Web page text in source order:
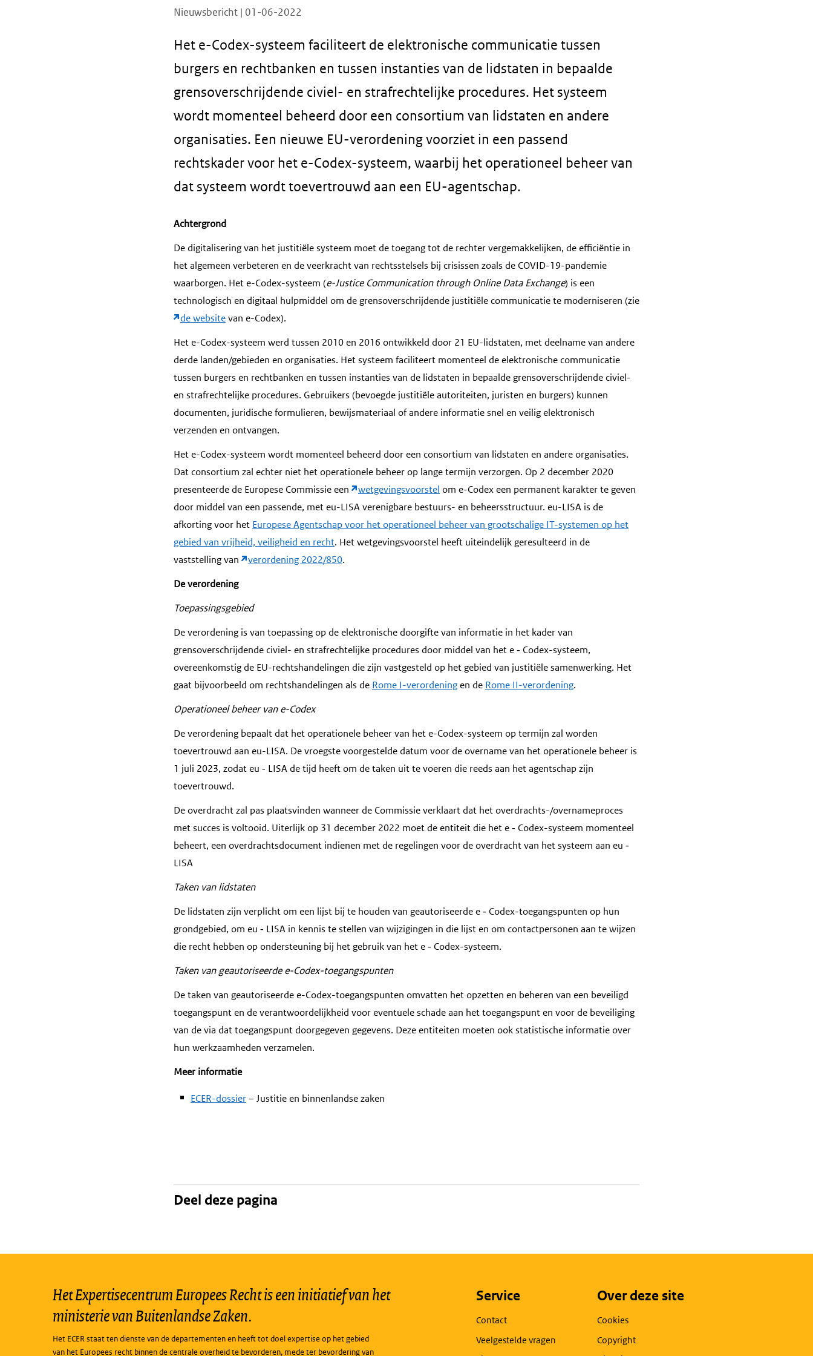
Nieuwsbericht | 01-06-2022
Het e-Codex-systeem faciliteert de elektronische communicatie tussen
burgers en rechtbanken en tussen instanties van de lidstaten in bepaalde
grensoverschrijdende civiel- en strafrechtelijke procedures. Het systeem
wordt momenteel beheerd door een consortium van lidstaten en andere
organisaties. Een nieuwe EU-verordening voorziet in een passend
rechtskader voor het e-Codex-systeem, waarbij het operationeel beheer van
dat systeem wordt toevertrouwd aan een EU-agentschap.
Achtergrond
De digitalisering van het justitiële systeem moet de toegang tot de rechter vergemakkelijken, de efficiëntie in
het algemeen verbeteren en de veerkracht van rechtsstelsels bij crisissen zoals de COVID-19-pandemie
waarborgen. Het e-Codex-systeem (e-Justice Communication through Online Data Exchange) is een
technologisch en digitaal hulpmiddel om de grensoverschrijdende justitiële communicatie te moderniseren (zie
de websitevan e-Codex).
Het e-Codex-systeem werd tussen 2010 en 2016 ontwikkeld door 21 EU-lidstaten, met deelname van andere
derde landen/gebieden en organisaties. Het systeem faciliteert momenteel de elektronische communicatie
tussen burgers en rechtbanken en tussen instanties van de lidstaten in bepaalde grensoverschrijdende civiel-
en strafrechtelijke procedures. Gebruikers (bevoegde justitiële autoriteiten, juristen en burgers) kunnen
documenten, juridische formulieren, bewijsmateriaal of andere informatie snel en veilig elektronisch
verzenden en ontvangen.
Het e-Codex-systeem wordt momenteel beheerd door een consortium van lidstaten en andere organisaties.
Dat consortium zal echter niet het operationele beheer op lange termijn verzorgen. Op 2 december 2020
presenteerde de Europese Commissie een
wetgevingsvoorstel om e-Codex een permanent karakter te geven
door middel van een passende, met eu-LISA verenigbare bestuurs- en beheersstructuur. eu-LISA is de
afkorting voor het Europese Agentschap voor het operationeel beheer van grootschalige IT-systemen op het
gebied van vrijheid, veiligheid en recht. Het wetgevingsvoorstel heeft uiteindelijk geresulteerd in de
vaststelling van
verordening 2022/850.
De verordening
Toepassingsgebied
De verordening is van toepassing op de elektronische doorgifte van informatie in het kader van
grensoverschrijdende civiel- en strafrechtelijke procedures door middel van het e‑ Codex-systeem,
overeenkomstig de EU-rechtshandelingen die zijn vastgesteld op het gebied van justitiële samenwerking. Het
gaat bijvoorbeeld om rechtshandelingen als de Rome I-verordeningen de Rome II-verordening.
Operationeel beheer van e-Codex
De verordening bepaalt dat het operationele beheer van het e-Codex-systeem op termijn zal worden
toevertrouwd aan eu-LISA. De vroegste voorgestelde datum voor de overname van het operationele beheer is
1 juli 2023, zodat eu ‑ LISA de tijd heeft om de taken uit te voeren die reeds aan het agentschap zijn
toevertrouwd.
De overdracht zal pas plaatsvinden wanneer de Commissie verklaart dat het overdrachts-/overnameproces
met succes is voltooid. Uiterlijk op 31 december 2022 moet de entiteit die het e‑ Codex-systeem momenteel
beheert, een overdrachtsdocument indienen met de regelingen voor de overdracht van het systeem aan eu ‑
LISA
Taken van lidstaten
De lidstaten zijn verplicht om een lijst bij te houden van geautoriseerde e‑ Codex-toegangspunten op hun
grondgebied, om eu ‑ LISA in kennis te stellen van wijzigingen in die lijst en om contactpersonen aan te wijzen
die recht hebben op ondersteuning bij het gebruik van het e‑ Codex-systeem.
Taken van geautoriseerde e-Codex-toegangspunten
De taken van geautoriseerde e-Codex-toegangspunten omvatten het opzetten en beheren van een beveiligd
toegangspunt en de verantwoordelijkheid voor eventuele schade aan het toegangspunt en voor de beveiliging
van de via dat toegangspunt doorgegeven gegevens. Deze entiteiten moeten ook statistische informatie over
hun werkzaamheden verzamelen.
Meer informatie
ECER-dossier– Justitie en binnenlandse zaken
Deel deze pagina
Het Expertisecentrum Europees Recht is een initiatief van het
ministerie van Buitenlandse Zaken.
Het ECER staat ten dienste van de departementen en heeft tot doel expertise op het gebied
van het Europees recht binnen de centrale overheid te bevorderen, mede ter bevordering van
Service
Contact
Veelgestelde vragen
Over deze site
Cookies
Copyright